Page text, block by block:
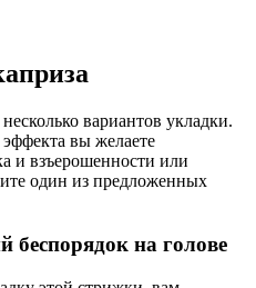
вариантов укладки.
вы желаете
и взъерошенности или
один из предложенных
беспорядок на голове